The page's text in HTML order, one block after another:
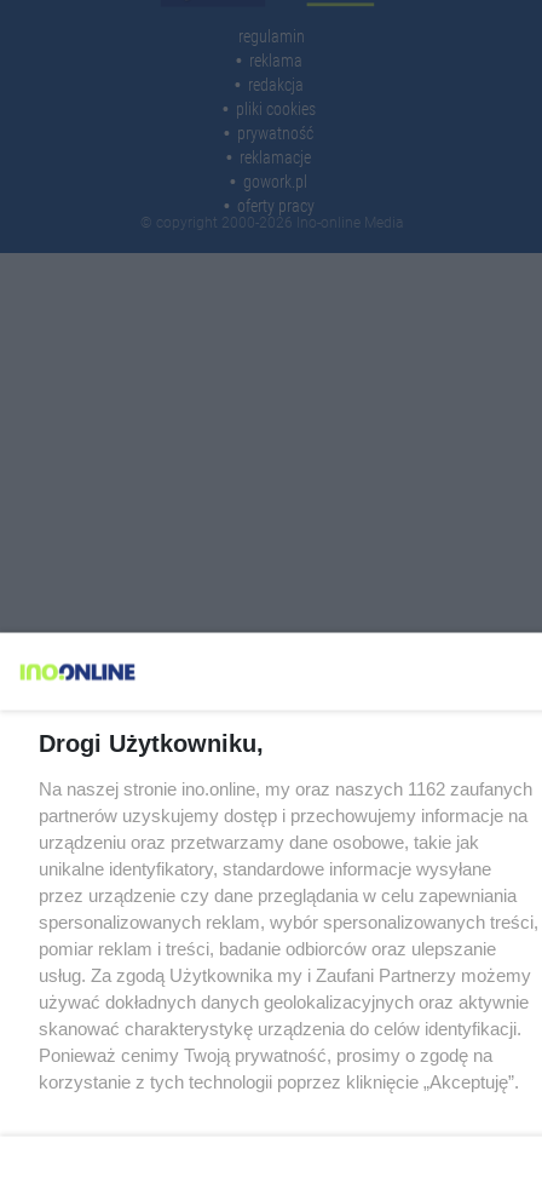
regulamin
reklama
redakcja
pliki cookies
prywatność
reklamacje
gowork.pl
oferty pracy
© copyright 2000-2026 Ino-online Media
Drogi Użytkowniku,
Na naszej stronie ino.online, my oraz naszych 1162 zaufanych
partnerów uzyskujemy dostęp i przechowujemy informacje na
urządzeniu oraz przetwarzamy dane osobowe, takie jak
unikalne identyfikatory, standardowe informacje wysyłane
przez urządzenie czy dane przeglądania w celu zapewniania
spersonalizowanych reklam, wybór spersonalizowanych treści,
pomiar reklam i treści, badanie odbiorców oraz ulepszanie
usług. Za zgodą Użytkownika my i Zaufani Partnerzy możemy
używać dokładnych danych geolokalizacyjnych oraz aktywnie
skanować charakterystykę urządzenia do celów identyfikacji.
Ponieważ cenimy Twoją prywatność, prosimy o zgodę na
korzystanie z tych technologii poprzez kliknięcie „Akceptuję”.